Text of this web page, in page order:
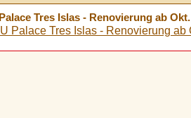
Tres Islas - Renovierung ab